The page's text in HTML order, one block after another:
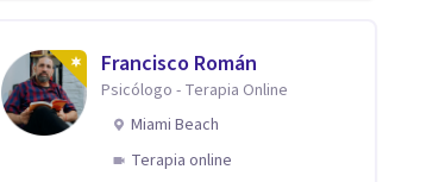
complejos. Su enfoque terapéutico se
diferencia por una premisa clara: no trabaja el
síntoma, trabaja la raíz que lo origina. Su
metodología interviene en tres niveles:
regulación del sistema emocional,
Francisco Román
Psicólogo - Terapia Online
Miami Beach
Terapia online